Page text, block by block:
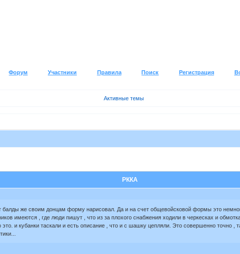
Форум Участники Правила Поиск Регистрация
Активные темы
РККА
балды же своим донцам форму нарисовал. Да и на счет общевойсковой формы это
имеются , где люди пишут , что из за плохого снабжения ходили в черкесках и
это. и кубанки таскали и есть описание , что и с шашку цепляли. Это совершенно